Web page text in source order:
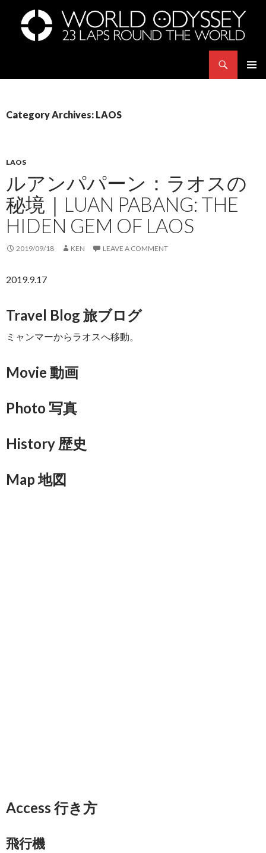
世界23周の旅｜WORLD ODYSSEY: 23 Laps Rond The World
Category Archives: LAOS
LAOS
ルアンパパーン：ラオスの
秘境｜LUAN PABANG: THE
HIDEN GEM OF LAOS
2019/09/18 KEN LEAVE A COMMENT
2019.9.17
Travel Blog 旅ブログ
ミャンマーからラオスへ移動。
Movie 動画
Photo 写真
History 歴史
Map 地図
Access 行き方
飛行機